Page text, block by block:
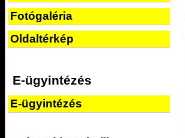
Fotógaléria
Oldaltérkép
E-ügyintézés
E-ügyintézés